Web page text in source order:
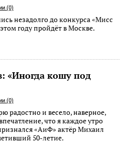
(0)
незадолго до конкурса «Мисс
году пройдёт в Москве.
«Иногда кошу под
(0)
радостно и весело, наверное,
что я каждое утро
«АиФ» актёр Михаил
50-летие.